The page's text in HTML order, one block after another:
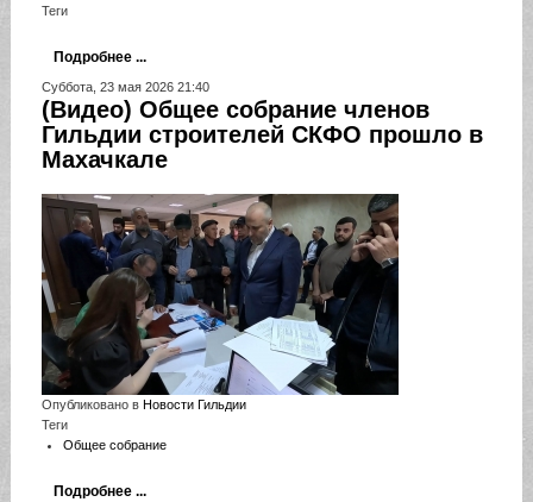
Теги
Подробнее ...
Суббота, 23 мая 2026 21:40
(Видео) Общее собрание членов
Гильдии строителей СКФО прошло в
Махачкале
Опубликовано в Новости Гильдии
Теги
Общее собрание
Подробнее ...